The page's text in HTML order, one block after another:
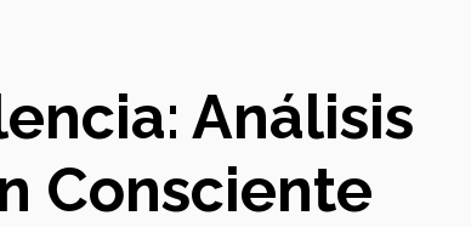
Análisis
Consciente